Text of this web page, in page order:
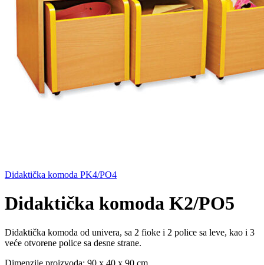
Didaktička komoda PK4/PO4
Didaktička komoda K2/PO5
Didaktička komoda od univera, sa 2 fioke i 2 police sa leve, kao i 3
veće otvorene police sa desne strane.
Dimenzije proizvoda: 90 x 40 x 90 cm